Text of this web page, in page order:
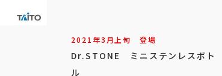
2021年3月上旬 登場
Dr.STONE ミニステンレスボト
ル